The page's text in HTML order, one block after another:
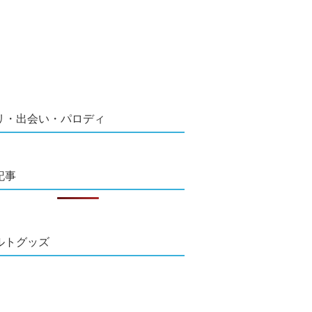
・出会い・パロディ
事
トグッズ